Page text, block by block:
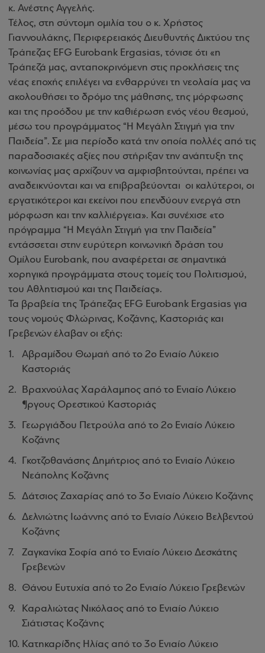
κ. Ανέστης Αγγελής.
Τέλος, στη σύντομη ομιλία του ο κ. Χρήστος
Γιαννουλάκης, Περιφερειακός Διευθυντής Δικτύου της
Τράπεζας ΕFG Eurobank Ergasias, τόνισε ότι «η
Τράπεζά μας, ανταποκρινόμενη στις προκλήσεις της
νέας εποχής επιλέγει να ενθαρρύνει τη νεολαία μας να
ακολουθήσει το δρόμο της μάθησης, της μόρφωσης
και της προόδου με την καθιέρωση ενός νέου θεσμού,
μέσω του προγράμματος “Η Μεγάλη Στιγμή για την
Παιδεία”. Σε μια περίοδο κατά την οποία πολλές από τις
παραδοσιακές αξίες που στήριξαν την ανάπτυξη της
κοινωνίας μας αρχίζουν να αμφισβητούνται, πρέπει να
αναδεικνύονται και να επιβραβεύονται οι καλύτεροι, οι
εργατικότεροι και εκείνοι που επενδύουν ενεργά στη
μόρφωση και την καλλιέργεια». Και συνέχισε «το
πρόγραμμα “Η Μεγάλη Στιγμή για την Παιδεία”
εντάσσεται στην ευρύτερη κοινωνική δράση του
Ομίλου Eurobank, που αναφέρεται σε σημαντικά
χορηγικά προγράμματα στους τομείς του Πολιτισμού,
του Αθλητισμού και της Παιδείας».
Τα βραβεία της Τράπεζας EFG Eurobank Ergasias για
τους νομούς Φλώρινας, Κοζάνης, Καστοριάς και
Γρεβενών έλαβαν οι εξής:
Αβραμίδου Θωμαή από το 2ο Ενιαίο Λύκειο
Καστοριάς
Βραχνούλας Χαράλαμπος από το Ενιαίο Λύκειο
¶ργους Ορεστικού Καστοριάς
Γεωργιάδου Πετρούλα από το 2ο Ενιαίο Λύκειο
Κοζάνης
Γκοτζοθανάσης Δημήτριος από το Ενιαίο Λύκειο
Νεάπολης Κοζάνης
Δάτσιος Ζαχαρίας από το 3ο Ενιαίο Λύκειο Κοζάνης
Δελνιώτης Ιωάννης από το Ενιαίο Λύκειο Βελβεντού
Κοζάνης
Ζαγκανίκα Σοφία από το Ενιαίο Λύκειο Δεσκάτης
Γρεβενών
Θάνου Ευτυχία από το 2ο Ενιαίο Λύκειο Γρεβενών
Καραλιώτας Νικόλαος από το Ενιαίο Λύκειο
Σιάτιστας Κοζάνης
Κατηκαρίδης Ηλίας από το 3ο Ενιαίο Λύκειο